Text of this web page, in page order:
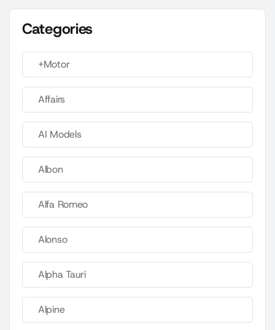
Categories
+Motor
Affairs
AI Models
Albon
Alfa Romeo
Alonso
Alpha Tauri
Alpine